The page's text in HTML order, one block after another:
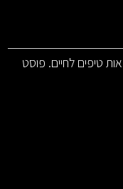
טיפים לחיים. פוסט